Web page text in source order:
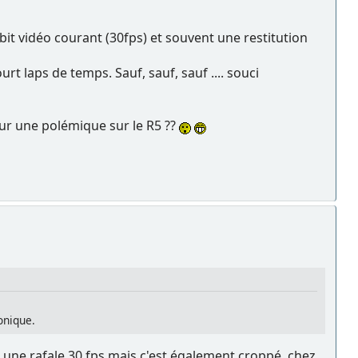
vidéo courant (30fps) et souvent une restitution
laps de temps. Sauf, sauf, sauf .... souci
une polémique sur le R5 ??